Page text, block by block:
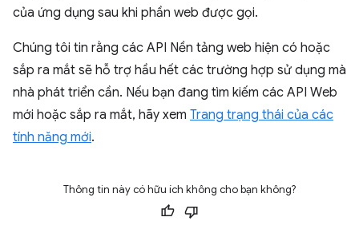
của ứng dụng sau khi phần web được gọi.
Chúng tôi tin rằng các API Nền tảng web hiện có hoặc
sắp ra mắt sẽ hỗ trợ hầu hết các trường hợp sử dụng mà
nhà phát triển cần. Nếu bạn đang tìm kiếm các API Web
mới hoặc sắp ra mắt, hãy xem Trang trạng thái của các
tính năng mới.
Thông tin này có hữu ích không cho bạn không?